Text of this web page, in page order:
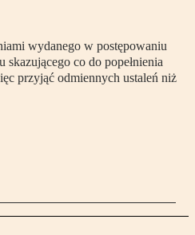
wydanego w postępowaniu
co do popełnienia
przyjąć odmiennych ustaleń niż